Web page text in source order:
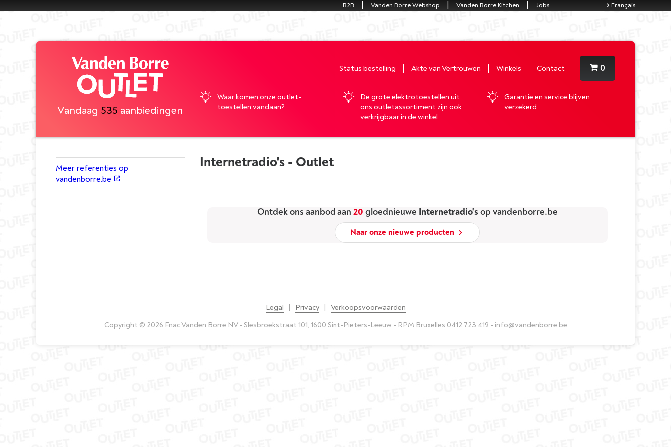
B2B Vanden Borre Webshop Vanden Borre Kitchen Jobs Français
Vandaag 535 aanbiedingen
Status bestelling Akte van Vertrouwen Winkels Contact 0
Waar komen onze outlet-
toestellen vandaan?
De grote elektrotoestellen uit
ons outletassortiment zijn ook
verkrijgbaar in de winkel
Garantie en service blijven
verzekerd
Meer referenties op
vandenborre.be
Internetradio's - Outlet
Ontdek ons aanbod aan 20 gloednieuwe Internetradio's op vandenborre.be
Naar onze nieuwe producten
Legal | Privacy | Verkoopsvoorwaarden
Copyright © 2026 Fnac Vanden Borre NV - Slesbroekstraat 101, 1600 Sint-Pieters-Leeuw - RPM Bruxelles 0412.723.419 - info@vandenborre.be